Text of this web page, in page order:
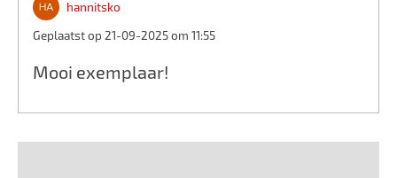
hannitsko
Geplaatst op 21-09-2025 om 11:55
Mooi exemplaar!